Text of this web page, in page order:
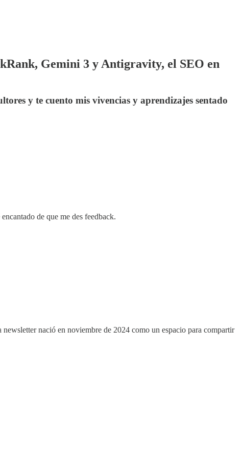
Gemini 3 y Antigravity, el SEO en
y te cuento mis vivencias y aprendizajes sentado
de que me des feedback.
newsletter nació en noviembre de 2024 como un espacio para compartir